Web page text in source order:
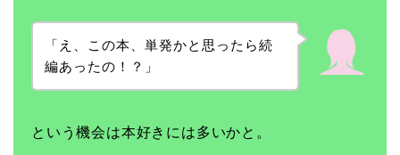
「え、この本、単発かと思ったら続
編あったの！？」
という機会は本好きには多いかと。